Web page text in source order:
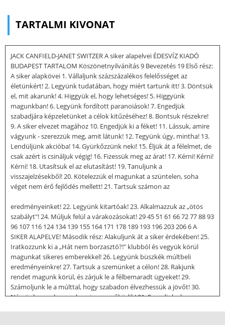
TARTALMI KIVONAT
JACK CANFIELD-JANET SWITZER A siker alapelvei ÉDESVÍZ KIADÓ
BUDAPEST TARTALOM Köszönetnyilvánítás 9 Bevezetés 19 Első rész:
A siker alapkövei 1. Vállaljunk százszázalékos felelősséget az
életünkért! 2. Legyünk tudatában, hogy miért tartunk itt! 3. Döntsük
el, mit akarunk! 4. Higgyük el, hogy lehetséges! 5. Higgyünk
magunkban! 6. Legyünk fordított paranoiások! 7. Engedjük
szabadjára képzeletünket a célok kitűzéséhez! 8. Bontsuk részekre!
9. A siker elvezet magához 10. Engedjük ki a féket! 11. Lássuk, amire
vágyunk - szerezzük meg, amit látunk! 12. Tegyünk úgy, mintha! 13.
Lendüljünk akcióba! 14. Gyürkőzzünk neki! 15. Éljük át a félelmet, de
csak azért is csináljuk végig! 16. Fizessük meg az árat! 17. Kérni! Kérni!
Kérni! 18. Utasítsuk el az elutasítást! 19. Tanuljunk a
visszajelzésekből! 20. Kötelezzük el magunkat a szüntelen, soha
véget nem érő fejlődés mellett! 21. Tartsuk számon az
eredményeinket! 22. Legyünk kitartóak! 23. Alkalmazzuk az „ötös
szabályt"! 24. Múljuk felül a várakozásokat! 29 45 51 61 66 72 77 88 93
96 107 116 124 134 139 155 164 171 178 189 193 196 203 206 6 A
SIKER ALAPELVE! Második rész: Alakuljunk át a siker érdekében! 25.
Iratkozzunk ki a „Hát nem borzasztó?!" klubból és vegyük körül
magunkat sikeres emberekkel! 26. Legyünk büszkék múltbeli
eredményeinkre! 27. Tartsuk a szemünket a célon! 28. Rakjunk
rendet magunk körül, és zárjuk le a félbemaradt ügyeket! 29.
Számoljunk le a múlttal, hogy szabadon élvezhessük a jövőt! 30.
Nézzünk szembe azzal, ami nem működik! 31. Fogadjuk el a